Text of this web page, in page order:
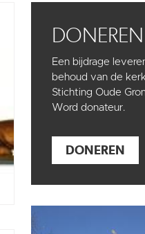
DONEREN
Een bijdrage
behoud van de
Stichting Oude
Word donateur.
DONEREN